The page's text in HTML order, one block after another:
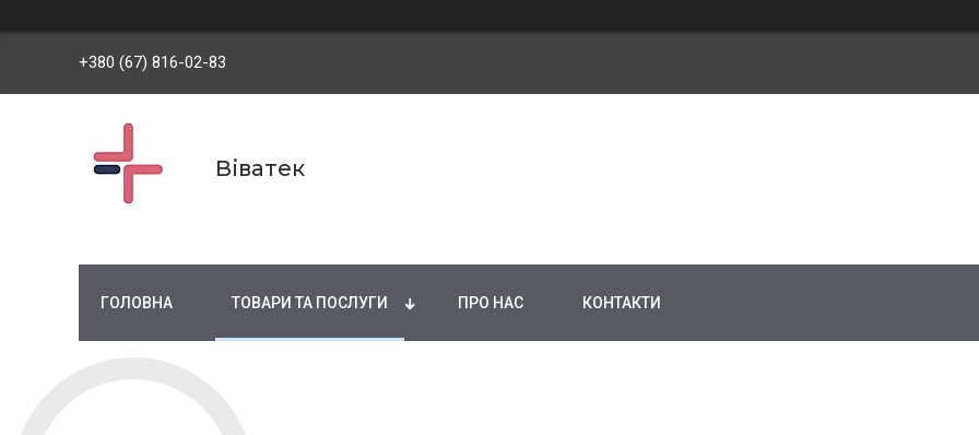
+380 (67) 816-02-83
Віватек
ГОЛОВНА ТОВАРИ ТА ПОСЛУГИ ПРО НАС КОНТАКТИ